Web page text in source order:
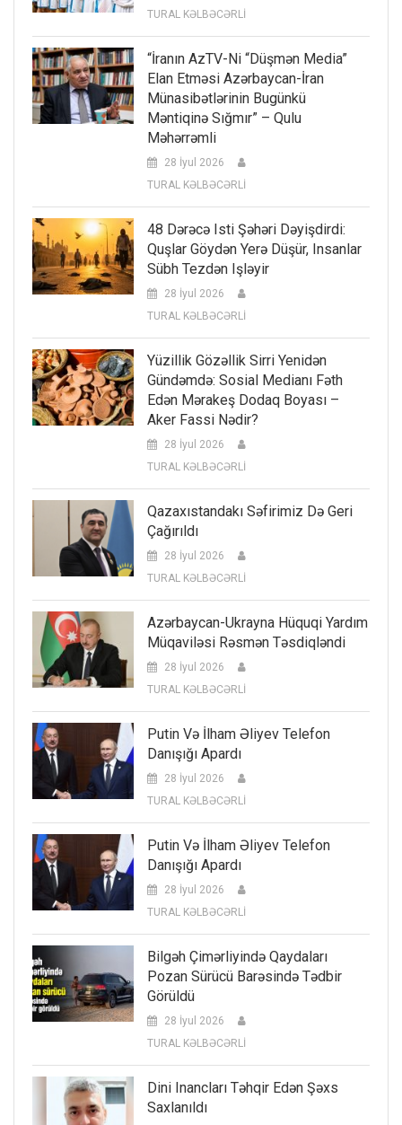
TURAL KƏLBƏCƏRLİ
“İranın AzTV-Ni “düşmən Media”
Elan Etməsi Azərbaycan-İran
Münasibətlərinin Bugünkü
Məntiqinə Sığmır” – Qulu
Məhərrəmli
28 İyul 2026
TURAL KƏLBƏCƏRLİ
48 Dərəcə Isti Şəhəri Dəyişdirdi:
Quşlar Göydən Yerə Düşür, Insanlar
Sübh Tezdən Işləyir
28 İyul 2026
TURAL KƏLBƏCƏRLİ
Yüzillik Gözəllik Sirri Yenidən
Gündəmdə: Sosial Medianı Fəth
Edən Mərakeş Dodaq Boyası –
Aker Fassi Nədir?
28 İyul 2026
TURAL KƏLBƏCƏRLİ
Qazaxıstandakı Səfirimiz Də Geri
Çağırıldı
28 İyul 2026
TURAL KƏLBƏCƏRLİ
Azərbaycan-Ukrayna Hüquqi Yardım
Müqaviləsi Rəsmən Təsdiqləndi
28 İyul 2026
TURAL KƏLBƏCƏRLİ
Putin Və İlham Əliyev Telefon
Danışığı Apardı
28 İyul 2026
TURAL KƏLBƏCƏRLİ
Putin Və İlham Əliyev Telefon
Danışığı Apardı
28 İyul 2026
TURAL KƏLBƏCƏRLİ
Bilgəh Çimərliyində Qaydaları
Pozan Sürücü Barəsində Tədbir
Görüldü
28 İyul 2026
TURAL KƏLBƏCƏRLİ
Dini Inancları Təhqir Edən Şəxs
Saxlanıldı